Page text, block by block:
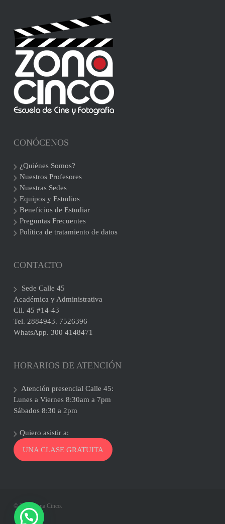
CONÓCENOS
¿Quiénes Somos?
Nuestros Profesores
Nuestras Sedes
Equipos y Estudios
Beneficios de Estudiar
Preguntas Frecuentes
Política de tratamiento de datos
CONTACTO
Sede Calle 45
Académica y Administrativa
Cll. 45 #14-43
Tel. 2884943. 7526396
WhatsApp. 300 4148471
HORARIOS DE ATENCIÓN
Atención presencial Calle 45:
Lunes a Viernes 8:30am a 7pm
Sábados 8:30 a 2pm
Quiero asistir a:
UNA CLASE GRATUITA
© 2026 Zona Cinco.